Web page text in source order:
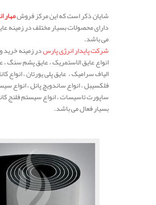
شایان ذکر است که این مرکز فروشمهار
دارای محصولات بسیار مختلف در زمینه
می باشد.
شرکت پایدار انرژی پارسدر زمینه
انواع عایق الاستمریک ، عایق پشم سنگ ،
الیاف سرامیک ، عایق پلی یورتان ، انواع
فلکسیبل ، انواع ساندویچ پانل ، انواع
ساپورت تاسیسات ، انواع سیستم فلنج
بسیار فعال می باشد.